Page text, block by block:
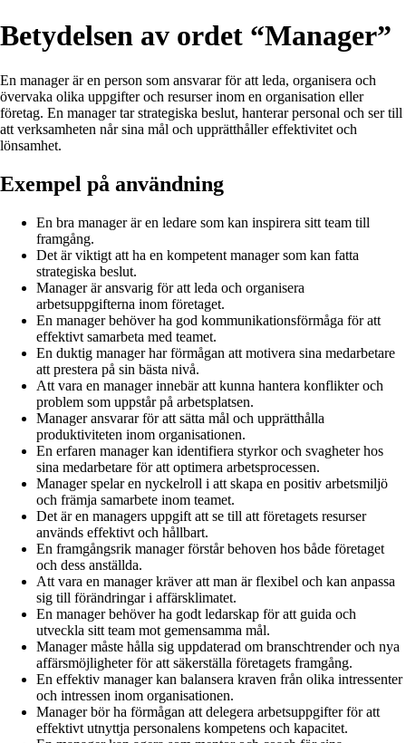
Betydelsen av ordet “Manager”
En manager är en person som ansvarar för att leda, organisera och
övervaka olika uppgifter och resurser inom en organisation eller
företag. En manager tar strategiska beslut, hanterar personal och ser till
att verksamheten når sina mål och upprätthåller effektivitet och
lönsamhet.
Exempel på användning
En bra manager är en ledare som kan inspirera sitt team till
framgång.
Det är viktigt att ha en kompetent manager som kan fatta
strategiska beslut.
Manager är ansvarig för att leda och organisera
arbetsuppgifterna inom företaget.
En manager behöver ha god kommunikationsförmåga för att
effektivt samarbeta med teamet.
En duktig manager har förmågan att motivera sina medarbetare
att prestera på sin bästa nivå.
Att vara en manager innebär att kunna hantera konflikter och
problem som uppstår på arbetsplatsen.
Manager ansvarar för att sätta mål och upprätthålla
produktiviteten inom organisationen.
En erfaren manager kan identifiera styrkor och svagheter hos
sina medarbetare för att optimera arbetsprocessen.
Manager spelar en nyckelroll i att skapa en positiv arbetsmiljö
och främja samarbete inom teamet.
Det är en managers uppgift att se till att företagets resurser
används effektivt och hållbart.
En framgångsrik manager förstår behoven hos både företaget
och dess anställda.
Att vara en manager kräver att man är flexibel och kan anpassa
sig till förändringar i affärsklimatet.
En manager behöver ha godt ledarskap för att guida och
utveckla sitt team mot gemensamma mål.
Manager måste hålla sig uppdaterad om branschtrender och nya
affärsmöjligheter för att säkerställa företagets framgång.
En effektiv manager kan balansera kraven från olika intressenter
och intressen inom organisationen.
Manager bör ha förmågan att delegera arbetsuppgifter för att
effektivt utnyttja personalens kompetens och kapacitet.